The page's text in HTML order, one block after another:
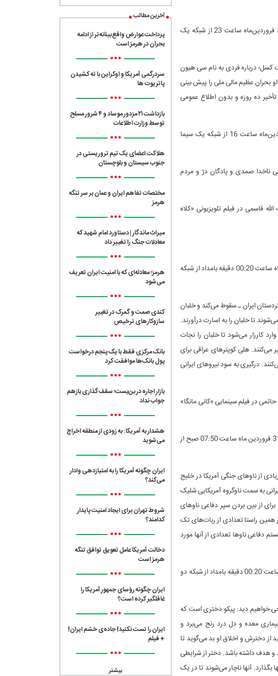
فیلم سینمایی جدید «شکست» به کارگردانی «کوک هی چوی»، پنج‌شنبه 30 فروردین‌ماه ساعت 23 از شبکه یک
کسل؛ درباره فردی به نام سی هیون
بحران عظیم مالی ملی را پیش بینی
ده روزه و بدون اطلاع عمومی
فیلم تلویزیونی «کلاه سبزها» به کارگردانی «مسعود تکاور»، جمعه 31 فروردین‌ماه ساعت 16 از شبکه یک سیما
به فرماندهی ناخدا صمدی و پادگان دژ و مردم
قاسمی در فیلم تلویزیونی «کلاه
فیلم سینمایی «کانی مانگا» به کارگردانی «سیف‌الله داد»، جمعه 31 فروردین‌ماه ساعت 00:20 دقیقه بامداد از شبکه
ایران ـ سقوط می‌کند و خلبان
تا خلبان را به اسارت درآورند.
کارزار می‌شود تا خلبان را نجات
می‌کنند. هلی کوپترهای عراقی برای
درگیری به سود نیروهای ایرانی
حاتمی در فیلم سینمایی «کانی مانگا»
انیمیشن سینمایی «نبرد خلیج فارس 2» به کارگردانی «فرهاد عظیما»، جمعه 31 فروردین ماه ساعت 07:50 صبح از
از ناوهای جنگی آمریکا در خلیج
به سمت ناوگروه آمریکایی شلیک
از بین بردن سپر دفاعی ناوهای
همین راستا تعدادی از ربات‌های تک
دفاعی ناوها تعدادی از آنها مورد
فیلم سینمایی «پیکو» به کارگردانی «شوجیت شیرکار»، شنبه 1 اردیبهشت‌ماه ساعت 00:20 دقیقه بامداد از شبکه دو
خواهیم دید: پیکو دختری است که
معده و دل درد رنج می‌برد و
دخترش و اخلاق او بد می‌گوید تا
و هدف داشته باشد. دختر از شرایطی
آنها ناچار می‌شوند تا در یک
آخرین مطالب
پرداخت عوارض واقع‌بینانه‌تر از ادامه
بحران در هرمز است
•••
سردرگمی آمریکا و اوکراین با ته کشیدن
پاتریوت ها
•••
بازداشت ۲۱ مزدور موساد و ۴ شرور مسلح
توسط وزارت اطلاعات
•••
هلاکت اعضای یک تیم تروریستی در
جنوب سیستان و بلوچستان
•••
مختصات تفاهم ایران و عمان بر سر تنگه
هرمز
•••
میراث ماندگار | دستاورد امام شهید که
معادلات جنگ را تغییر داد
•••
هرمز؛ معادله‌ای که با امنیت ایران تعریف
می‌شود
•••
کندی صمت و گمرک در تغییر
سازوکارهای ترخیص
•••
بانک مرکزی فقط با یک‌ پنجم درخواست
پول بانک‌ها موافقت کرد
•••
بازار اجاره در بن‌بست؛ سقف‌گذاری بازهم
جواب نداد
•••
هشدار به آمریکا: به زودی از منطقه اخراج
می‌شوید
•••
ایران چگونه آمریکا را به امتیازدهی وادار
می‌کند؟
•••
شروط تهران برای ایجاد امنیت پایدار
کدامند؟
•••
دخالت آمریکا عامل تعویق توافق تنگه
هرمز است
•••
ایران چگونه رؤسای جمهور آمریکا را
غافلگیر کرده است؟
•••
ایران را تست نکنید! جاده‌ی خشم ایران!
+ فیلم
•••
بیشتر